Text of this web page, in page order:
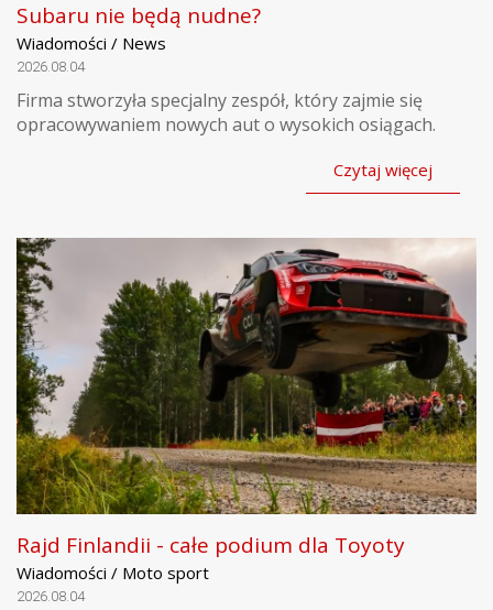
Subaru nie będą nudne?
Wiadomości / News
2026.08.04
Firma stworzyła specjalny zespół, który zajmie się
opracowywaniem nowych aut o wysokich osiągach.
Czytaj więcej
Rajd Finlandii - całe podium dla Toyoty
Wiadomości / Moto sport
2026.08.04